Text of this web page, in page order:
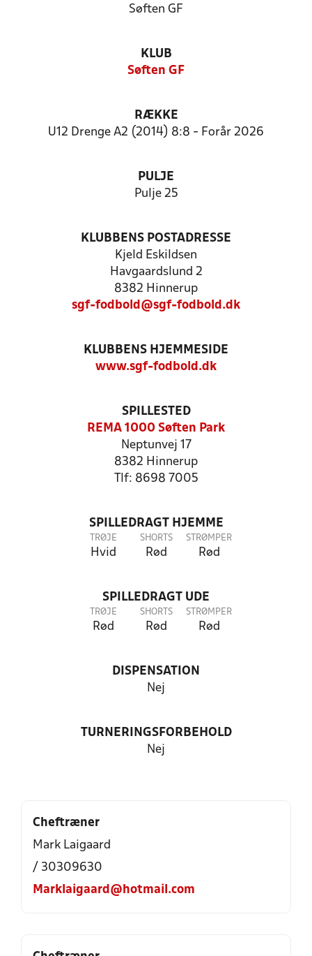
Søften GF
KLUB
Søften GF
RÆKKE
U12 Drenge A2 (2014) 8:8 - Forår 2026
PULJE
Pulje 25
KLUBBENS POSTADRESSE
Kjeld Eskildsen
Havgaardslund 2
8382 Hinnerup
sgf-fodbold@sgf-fodbold.dk
KLUBBENS HJEMMESIDE
www.sgf-fodbold.dk
SPILLESTED
REMA 1000 Søften Park
Neptunvej 17
8382 Hinnerup
Tlf: 8698 7005
SPILLEDRAGT HJEMME
TRØJE
Hvid
SHORTS
Rød
STRØMPER
Rød
SPILLEDRAGT UDE
TRØJE
Rød
SHORTS
Rød
STRØMPER
Rød
DISPENSATION
Nej
TURNERINGSFORBEHOLD
Nej
Cheftræner
Mark Laigaard
/ 30309630
Marklaigaard@hotmail.com